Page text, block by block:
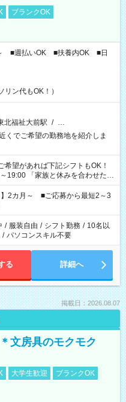
ブランクOK
■週払いOK ■扶養内OK ■日
ン代もOK！）
北福祉大前駅 / …
でご希望の勤務地を紹介しま
を合わせた
がしたい」 「できれば残業はし
さいね。 ※Wワーク希望
る勤務時間と、もう1つのお仕事
を超える場合は応募できません。
】2カ月～ ■ご応募から最短2～3
/ 服装自由 / シフト勤務 / 10名以
/ パソコンスキル不要
る 詳細へ
掲載日：2026.08.07
文房具のモクモク
大学生歓迎
ブランクOK